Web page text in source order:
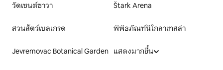
วัดเซนต์ซาวา Štark Arena
สวนสัตว์เบลเกรด พิพิธภัณฑ์นิโกลาเทสล่า
Jevremovac Botanical Garden แสดงมากขึ้น